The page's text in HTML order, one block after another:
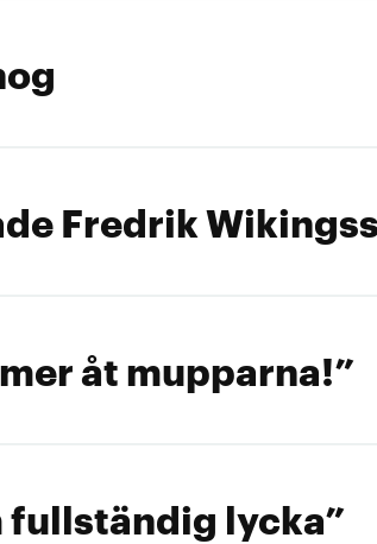
Fredrik
åt mupparna!”
fullständig lycka”